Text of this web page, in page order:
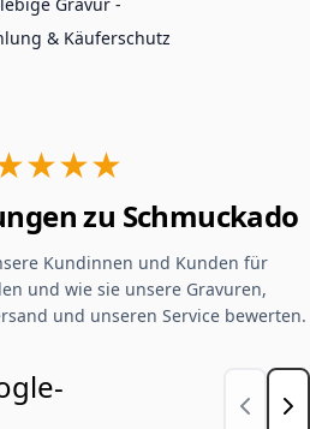
& Käuferschutz
zu Schmuckado
Kundinnen und Kunden für
und wie sie unsere Gravuren,
und unseren Service bewerten.